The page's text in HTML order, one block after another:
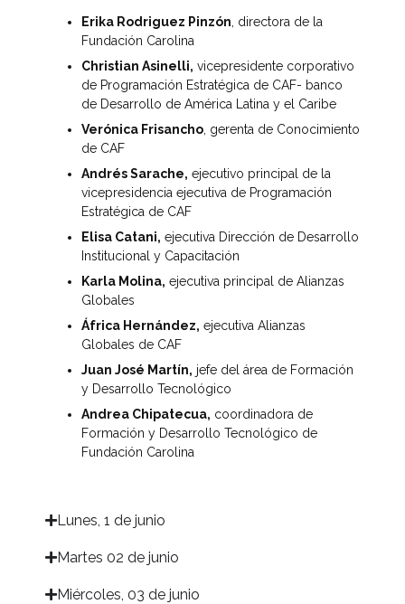
Erika Rodriguez Pinzón , directora de la
Fundación Carolina
Christian Asinelli, vicepresidente corporativo
de Programación Estratégica de CAF- banco
de Desarrollo de América Latina y el Caribe
Verónica Frisancho , gerenta de Conocimiento
de CAF
Andrés Sarache, ejecutivo principal de la
vicepresidencia ejecutiva de Programación
Estratégica de CAF
Elisa Catani, ejecutiva Dirección de Desarrollo
Institucional y Capacitación
Karla Molina, ejecutiva principal de Alianzas
Globales
África Hernández, ejecutiva Alianzas
Globales de CAF
Juan José Martín, jefe del área de Formación
y Desarrollo Tecnológico
Andrea Chipatecua, coordinadora de
Formación y Desarrollo Tecnológico de
Fundación Carolina
Lunes, 1 de junio​
Martes 02 de junio​
Miércoles, 03 de junio​